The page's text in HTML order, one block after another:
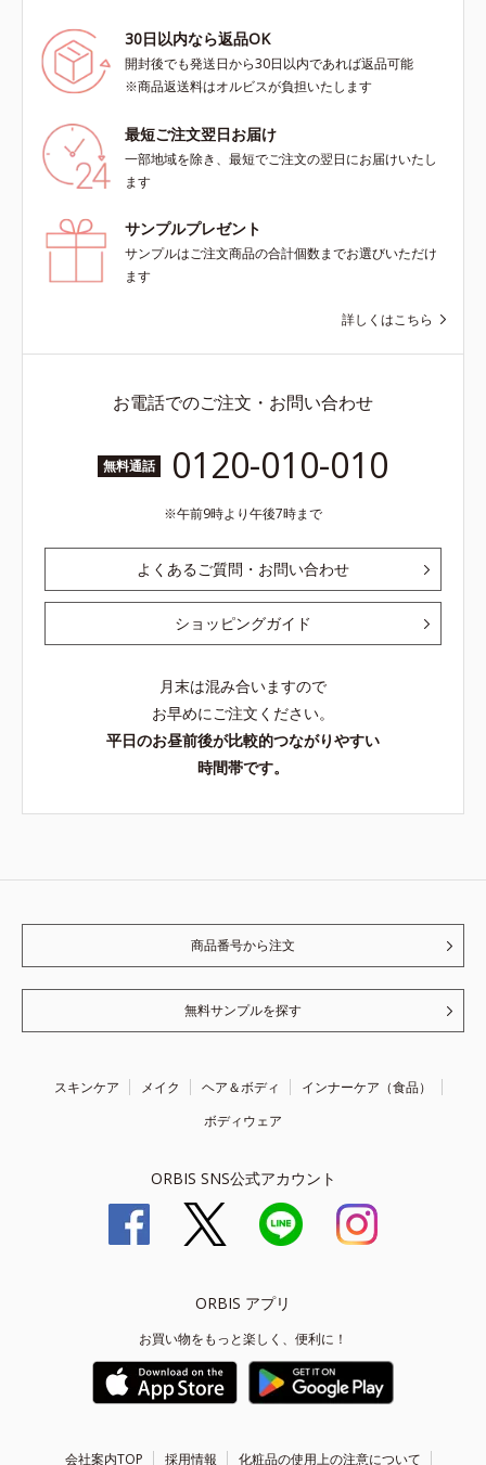
30日以内なら返品OK
開封後でも発送日から30日以内であれば返品可能
※商品返送料はオルビスが負担いたします
最短ご注文翌日お届け
一部地域を除き、最短でご注文の翌日にお届けいたし
ます
サンプルプレゼント
サンプルはご注文商品の合計個数までお選びいただけ
ます
詳しくはこちら
お電話でのご注文・お問い合わせ
無料通話 0120-010-010
午前9時より午後7時まで
よくあるご質問・お問い合わせ
ショッピングガイド
月末は混み合いますので
お早めにご注文ください。
平日のお昼前後が比較的つながりやすい
時間帯です。
商品番号から注文
無料サンプルを探す
スキンケア メイク ヘア＆ボディ
インナーケア（食品）
ボディウェア
ORBIS SNS公式アカウント
ORBIS アプリ
お買い物をもっと楽しく、便利に！
会社案内TOP 採用情報 化粧品の使用上の注意について